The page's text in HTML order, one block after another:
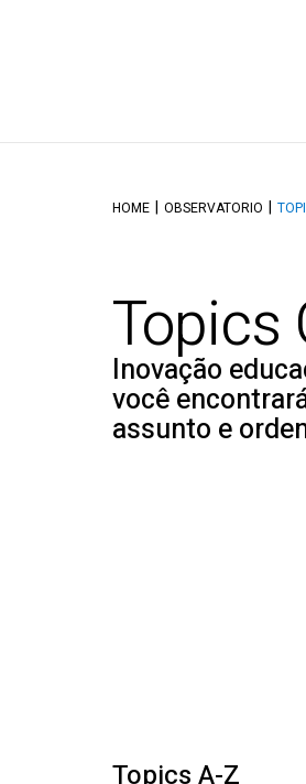
Quem somos
Reconhecimentos
HOME OBSERVATORIO
Topics
Inovação
você
assunto e
Topics A-Z